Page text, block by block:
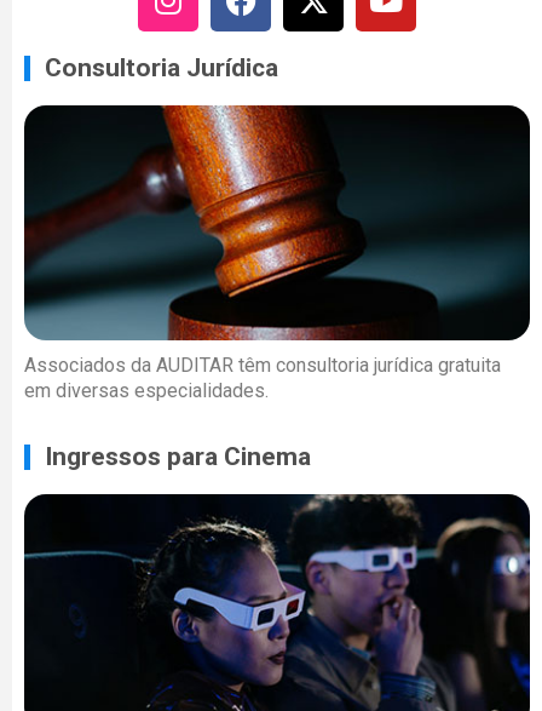
Consultoria Jurídica
Associados da AUDITAR têm consultoria jurídica gratuita
em diversas especialidades.
Ingressos para Cinema